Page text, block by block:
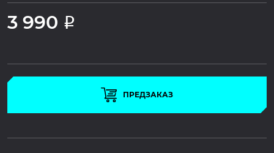
3 990 Р
ПРЕДЗАКАЗ